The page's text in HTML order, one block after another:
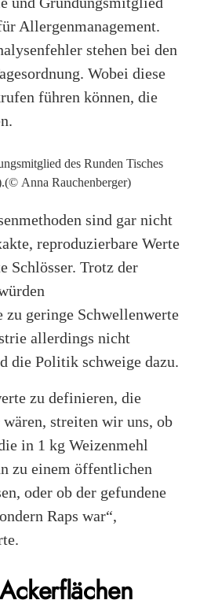
Allergenmanagement.
stehen bei den
Wobei diese
führen können, die
des Runden Tisches
Anna Rauchenberger)
sind gar nicht
reproduzierbare Werte
Schlösser. Trotz der
zu geringe Schwellenwerte
allerdings nicht
die Politik schweige dazu.
zu definieren, die
streiten wir uns, ob
in 1 kg Weizenmehl
zu einem öffentlichen
oder ob der gefundene
Raps war“,